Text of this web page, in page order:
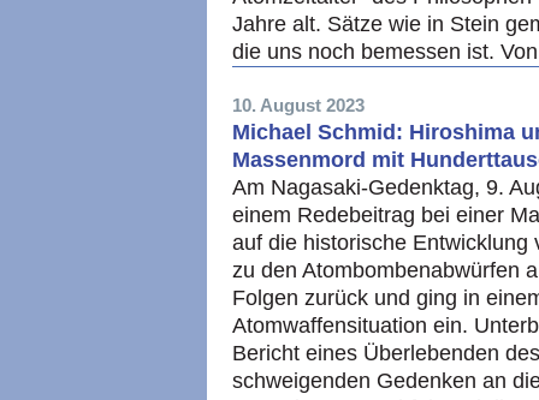
Jahre alt. Sätze wie in Stein
die uns noch bemessen ist.
10. August 2023
Michael Schmid: Hiroshima
Massenmord mit
Am Nagasaki-Gedenktag, 9.
einem Redebeitrag bei einer
auf die historische Entwicklung
zu den Atombombenabwürfen
Folgen zurück und ging in
Atomwaffensituation ein.
Bericht eines Überlebenden
schweigenden Gedenken an